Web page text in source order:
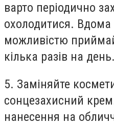
варто періодично
охолодитися. Вдома
можливістю
кілька разів на день.
5. Заміняйте
сонцезахисний
нанесення на